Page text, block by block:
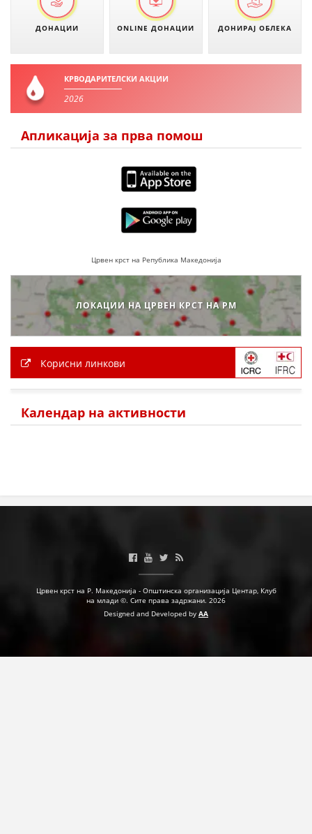
ЗНАЧЕЊЕ НА СЛУЖБАТА ЗА БАРАЊЕ
ФОРМУЛАРИ ЗА БАРАЊА
КРВОДАРИТЕЛСТВО
ИНФОРМАЦИИ ЗА БОЛЕСТИ
УСЛУГИ
ЗА НАС
ПРИРАЧНИЦИ
БРОШУРИ
ДОНАЦИИ ONLINE ДОНАЦИИ ДОНИРАЈ ОБЛЕКА
КРВОДАРИТЕЛСКИ АКЦИИ
2026
Апликација за прва помош
Црвен крст на Република Македонија
ЛОКАЦИИ НА ЦРВЕН КРСТ НА РМ
Корисни линкови
Календар на активности
Црвен крст на Р. Македонија - Општинска организација Центар, Клуб
на млади ©. Сите права задржани. 2026
Designed and Developed by AA